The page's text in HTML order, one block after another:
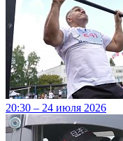
20:30 – 24 июля 2026